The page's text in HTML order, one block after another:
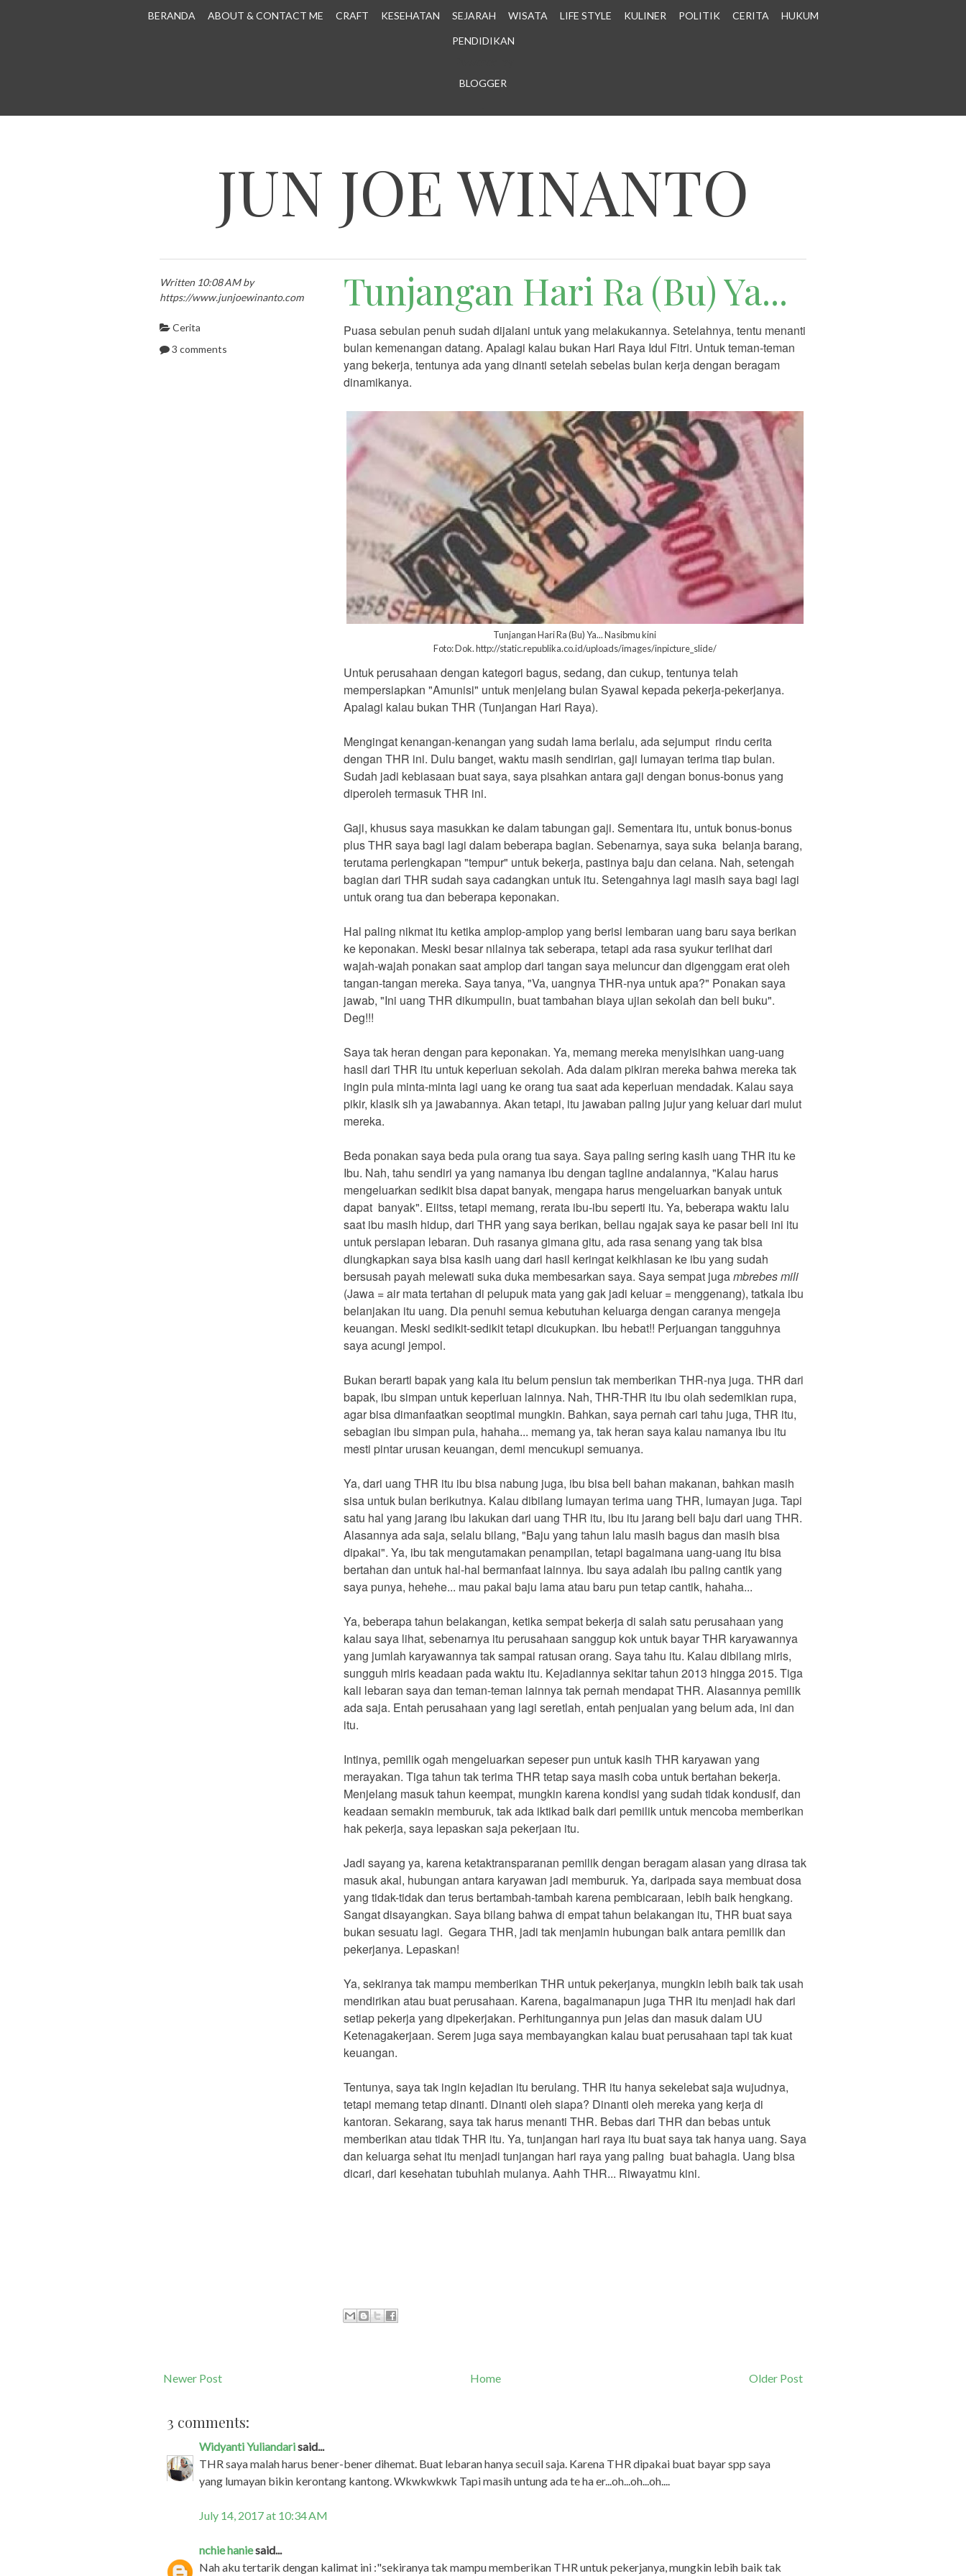
BERANDA ABOUT & CONTACT ME CRAFT KESEHATAN SEJARAH WISATA LIFE STYLE KULINER POLITIK CERITA HUKUM
PENDIDIKAN
BLOGGER
JUN JOE WINANTO
Tunjangan Hari Ra (Bu) Ya...
Puasa sebulan penuh sudah dijalani untuk yang melakukannya. Setelahnya, tentu menanti
bulan kemenangan datang. Apalagi kalau bukan Hari Raya Idul Fitri. Untuk teman-teman
yang bekerja, tentunya ada yang dinanti setelah sebelas bulan kerja dengan beragam
dinamikanya.
Tunjangan Hari Ra (Bu) Ya... Nasibmu kini
Foto: Dok. http://static.republika.co.id/uploads/images/inpicture_slide/
Untuk perusahaan dengan kategori bagus, sedang, dan cukup, tentunya telah
mempersiapkan "Amunisi" untuk menjelang bulan Syawal kepada pekerja-pekerjanya.
Apalagi kalau bukan THR (Tunjangan Hari Raya).
Mengingat kenangan-kenangan yang sudah lama berlalu, ada sejumput rindu cerita
dengan THR ini. Dulu banget, waktu masih sendirian, gaji lumayan terima tiap bulan.
Sudah jadi kebiasaan buat saya, saya pisahkan antara gaji dengan bonus-bonus yang
diperoleh termasuk THR ini.
Gaji, khusus saya masukkan ke dalam tabungan gaji. Sementara itu, untuk bonus-bonus
plus THR saya bagi lagi dalam beberapa bagian. Sebenarnya, saya suka belanja barang,
terutama perlengkapan "tempur" untuk bekerja, pastinya baju dan celana. Nah, setengah
bagian dari THR sudah saya cadangkan untuk itu. Setengahnya lagi masih saya bagi lagi
untuk orang tua dan beberapa keponakan.
Hal paling nikmat itu ketika amplop-amplop yang berisi lembaran uang baru saya berikan
ke keponakan. Meski besar nilainya tak seberapa, tetapi ada rasa syukur terlihat dari
wajah-wajah ponakan saat amplop dari tangan saya meluncur dan digenggam erat oleh
tangan-tangan mereka. Saya tanya, "Va, uangnya THR-nya untuk apa?" Ponakan saya
jawab, "Ini uang THR dikumpulin, buat tambahan biaya ujian sekolah dan beli buku".
Deg!!!
Saya tak heran dengan para keponakan. Ya, memang mereka menyisihkan uang-uang
hasil dari THR itu untuk keperluan sekolah. Ada dalam pikiran mereka bahwa mereka tak
ingin pula minta-minta lagi uang ke orang tua saat ada keperluan mendadak. Kalau saya
pikir, klasik sih ya jawabannya. Akan tetapi, itu jawaban paling jujur yang keluar dari mulut
mereka.
Beda ponakan saya beda pula orang tua saya. Saya paling sering kasih uang THR itu ke
Ibu. Nah, tahu sendiri ya yang namanya ibu dengan tagline andalannya, "Kalau harus
mengeluarkan sedikit bisa dapat banyak, mengapa harus mengeluarkan banyak untuk
dapat banyak". Eiitss, tetapi memang, rerata ibu-ibu seperti itu. Ya, beberapa waktu lalu
saat ibu masih hidup, dari THR yang saya berikan, beliau ngajak saya ke pasar beli ini itu
untuk persiapan lebaran. Duh rasanya gimana gitu, ada rasa senang yang tak bisa
diungkapkan saya bisa kasih uang dari hasil keringat keikhlasan ke ibu yang sudah
bersusah payah melewati suka duka membesarkan saya. Saya sempat jugambrebes mili
(Jawa = air mata tertahan di pelupuk mata yang gak jadi keluar = menggenang), tatkala ibu
belanjakan itu uang. Dia penuhi semua kebutuhan keluarga dengan caranya mengeja
keuangan. Meski sedikit-sedikit tetapi dicukupkan. Ibu hebat!! Perjuangan tangguhnya
saya acungi jempol.
Bukan berarti bapak yang kala itu belum pensiun tak memberikan THR-nya juga. THR dari
bapak, ibu simpan untuk keperluan lainnya. Nah, THR-THR itu ibu olah sedemikian rupa,
agar bisa dimanfaatkan seoptimal mungkin. Bahkan, saya pernah cari tahu juga, THR itu,
sebagian ibu simpan pula, hahaha... memang ya, tak heran saya kalau namanya ibu itu
mesti pintar urusan keuangan, demi mencukupi semuanya.
Ya, dari uang THR itu ibu bisa nabung juga, ibu bisa beli bahan makanan, bahkan masih
sisa untuk bulan berikutnya. Kalau dibilang lumayan terima uang THR, lumayan juga. Tapi
satu hal yang jarang ibu lakukan dari uang THR itu, ibu itu jarang beli baju dari uang THR.
Alasannya ada saja, selalu bilang, "Baju yang tahun lalu masih bagus dan masih bisa
dipakai". Ya, ibu tak mengutamakan penampilan, tetapi bagaimana uang-uang itu bisa
bertahan dan untuk hal-hal bermanfaat lainnya. Ibu saya adalah ibu paling cantik yang
saya punya, hehehe... mau pakai baju lama atau baru pun tetap cantik, hahaha...
Ya, beberapa tahun belakangan, ketika sempat bekerja di salah satu perusahaan yang
kalau saya lihat, sebenarnya itu perusahaan sanggup kok untuk bayar THR karyawannya
yang jumlah karyawannya tak sampai ratusan orang. Saya tahu itu. Kalau dibilang miris,
sungguh miris keadaan pada waktu itu. Kejadiannya sekitar tahun 2013 hingga 2015. Tiga
kali lebaran saya dan teman-teman lainnya tak pernah mendapat THR. Alasannya pemilik
ada saja. Entah perusahaan yang lagi seretlah, entah penjualan yang belum ada, ini dan
itu.
Intinya, pemilik ogah mengeluarkan sepeser pun untuk kasih THR karyawan yang
merayakan. Tiga tahun tak terima THR tetap saya masih coba untuk bertahan bekerja.
Menjelang masuk tahun keempat, mungkin karena kondisi yang sudah tidak kondusif, dan
keadaan semakin memburuk, tak ada iktikad baik dari pemilik untuk mencoba memberikan
hak pekerja, saya lepaskan saja pekerjaan itu.
Jadi sayang ya, karena ketaktransparanan pemilik dengan beragam alasan yang dirasa tak
masuk akal, hubungan antara karyawan jadi memburuk. Ya, daripada saya membuat dosa
yang tidak-tidak dan terus bertambah-tambah karena pembicaraan, lebih baik hengkang.
Sangat disayangkan. Saya bilang bahwa di empat tahun belakangan itu, THR buat saya
bukan sesuatu lagi. Gegara THR, jadi tak menjamin hubungan baik antara pemilik dan
pekerjanya. Lepaskan!
Ya, sekiranya tak mampu memberikan THR untuk pekerjanya, mungkin lebih baik tak usah
mendirikan atau buat perusahaan. Karena, bagaimanapun juga THR itu menjadi hak dari
setiap pekerja yang dipekerjakan. Perhitungannya pun jelas dan masuk dalam UU
Ketenagakerjaan. Serem juga saya membayangkan kalau buat perusahaan tapi tak kuat
keuangan.
Tentunya, saya tak ingin kejadian itu berulang. THR itu hanya sekelebat saja wujudnya,
tetapi memang tetap dinanti. Dinanti oleh siapa? Dinanti oleh mereka yang kerja di
kantoran. Sekarang, saya tak harus menanti THR. Bebas dari THR dan bebas untuk
memberikan atau tidak THR itu. Ya, tunjangan hari raya itu buat saya tak hanya uang. Saya
dan keluarga sehat itu menjadi tunjangan hari raya yang paling buat bahagia. Uang bisa
dicari, dari kesehatan tubuhlah mulanya. Aahh THR... Riwayatmu kini.
Written 10:08 AM by
https://www.junjoewinanto.com
Cerita
3 comments
Newer Post Older Post
Home
3 comments:
Widyanti Yuliandarisaid...
THR saya malah harus bener-bener dihemat. Buat lebaran hanya secuil saja. Karena THR dipakai buat bayar spp saya
yang lumayan bikin kerontang kantong. Wkwkwkwk Tapi masih untung ada te ha er...oh...oh...oh....
July 14, 2017 at 10:34 AM
nchie haniesaid...
Nah aku tertarik dengan kalimat ini :"sekiranya tak mampu memberikan THR untuk pekerjanya, mungkin lebih baik tak